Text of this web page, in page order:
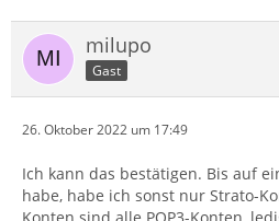
milupo
Gast
26. Oktober 2022 um 17:49
Ich kann das bestätigen. Bis auf
habe, habe ich sonst nur Strato-